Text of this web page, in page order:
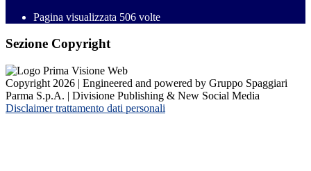
Pagina visualizzata 506 volte
Sezione Copyright
Copyright 2026 | Engineered and powered by Gruppo Spaggiari
Parma S.p.A. | Divisione Publishing & New Social Media
Disclaimer trattamento dati personali